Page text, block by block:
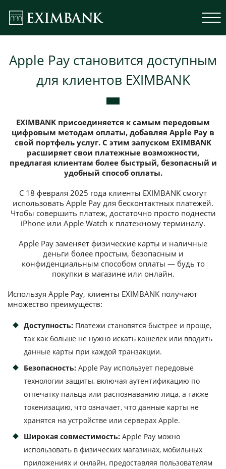
Потребительские кредиты
Ипотечные кредиты
Apple Pay становится доступным
для клиентов EXIMBANK
EXIMBANK присоединяется к самым передовым
цифровым методам оплаты, добавляя Apple Pay в
свой портфель услуг. С этим запуском EXIMBANK
расширяет свои платежные возможности,
предлагая клиентам более быстрый, безопасный и
удобный способ оплаты.
С 18 февраля 2025 года клиенты EXIMBANK смогут
использовать Apple Pay для бесконтактных платежей.
Чтобы совершить платеж, достаточно просто поднести
iPhone или Apple Watch к платежному терминалу.
Apple Pay заменяет физические карты и наличные
деньги более простым, безопасным и
конфиденциальным способом оплаты — будь то
покупки в магазине или онлайн.
Используя Apple Pay, клиенты EXIMBANK получают
множество преимуществ:
Доступность: Платежи становятся быстрее и проще,
так как больше не нужно искать кошелек или вводить
данные карты при каждой транзакции.
Безопасность: Apple Pay использует передовые
технологии защиты, включая аутентификацию по
отпечатку пальца или распознаванию лица, а также
токенизацию, что означает, что данные карты не
хранятся на устройстве или серверах Apple.
Широкая совместимость: Apple Pay можно
использовать в физических магазинах, мобильных
приложениях и онлайн, предоставляя пользователям